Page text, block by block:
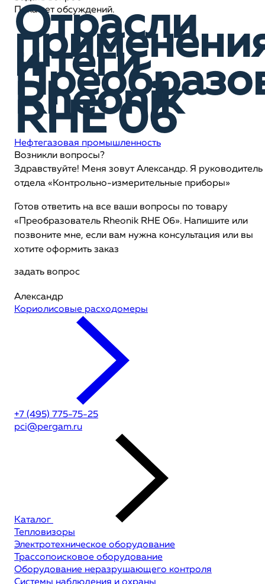
Пока нет обсуждений.
Отрасли
и теги
Rheonik
RHE 06
Нефтегазовая промышленность
Возникли вопросы?
Здравствуйте! Меня зовут Александр. Я руководитель
отдела «Контрольно-измерительные приборы»
Готов ответить на все ваши вопросы по товару
«Преобразователь Rheonik RHE 06». Напишите или
позвоните мне, если вам нужна консультация или вы
хотите оформить заказ
задать вопрос
Александр
Кориолисовые расходомеры
+7 (495) 775-75-25
pci@pergam.ru
Каталог
Тепловизоры
Электротехническое оборудование
Трассопоисковое оборудование
Оборудование неразрушающего контроля